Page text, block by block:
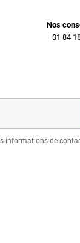
Nos
01 84
informations de